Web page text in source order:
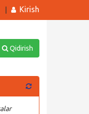
Kirish
Qidirish